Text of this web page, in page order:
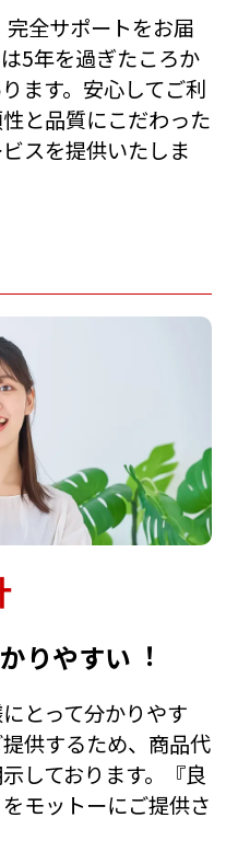
全サポートをお届
5年を過ぎたころか
ます。安⼼してご利
と品質にこだわった
スを提供いたしま
りやすい︕
とって分かりやす
供するため、商品代
しております。『良
モットーにご提供さ